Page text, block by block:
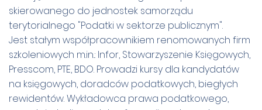
skierowanego do jednostek samorządu
terytorialnego "Podatki w sektorze publicznym".
Jest stałym współpracownikiem renomowanych firm
szkoleniowych m.in..: Infor, Stowarzyszenie Księgowych,
Presscom, PTE, BDO. Prowadzi kursy dla kandydatów
na księgowych, doradców podatkowych, biegłych
rewidentów. Wykładowca prawa podatkowego,